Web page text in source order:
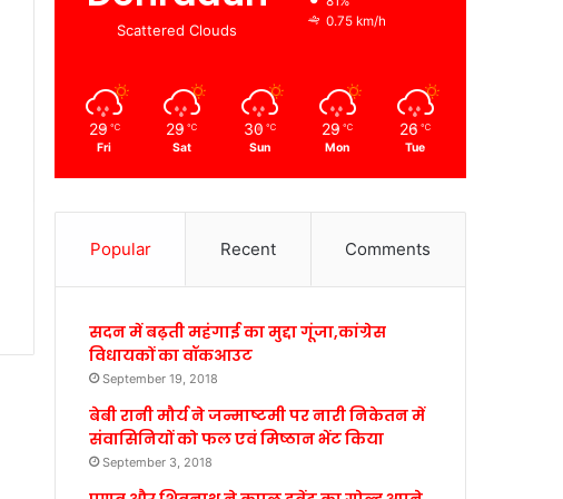
Scattered Clouds
0.75 km/h
29 ℃
Fri
29 ℃
Sat
30 ℃
Sun
29 ℃
Mon
26 ℃
Tue
Popular Recent Comments
सदन में बढ़ती महंगाई का मुद्दा गूंजा,कांग्रेस
विधायकों का वॉकआउट
September 19, 2018
बेबी रानी मौर्य ने जन्माष्टमी पर नारी निकेतन में
संवासिनियों को फल एवं मिष्ठान भेंट किया
September 3, 2018